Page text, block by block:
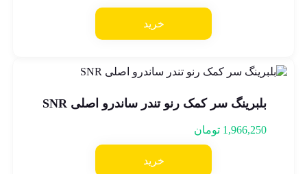
خرید
بلبرینگ سر کمک رنو تندر ساندرو اصلی SNR
1,966,250 تومان
خرید